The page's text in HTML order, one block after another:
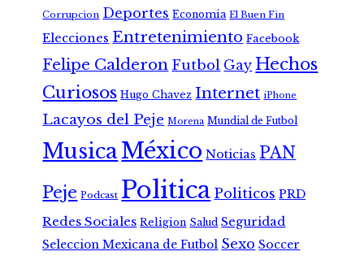
Corrupcion Deportes Economia El Buen Fin
Elecciones Entretenimiento Facebook
Felipe Calderon Futbol Gay Hechos
Curiosos Hugo Chavez Internet iPhone
Lacayos del Peje Morena Mundial de Futbol
MusicaMéxico Noticias PAN
Peje Podcast Politica Politicos PRD
Redes Sociales Religion Salud Seguridad
Seleccion Mexicana de Futbol Sexo Soccer